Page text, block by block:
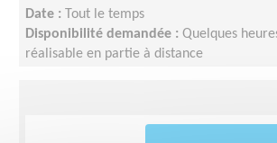
Date : Tout le temps
Disponibilité demandée : Quelques
réalisable en partie à distance